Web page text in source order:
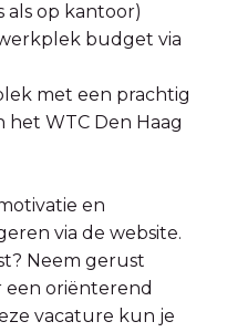
als op kantoor)
budget via
met een prachtig
het WTC Den Haag
en
via de website.
Neem gerust
een oriënterend
vacature kun je